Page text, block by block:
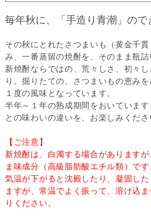
毎年秋に、「手造り青潮」ので
その秋にとれたさつまいも（黄金千
み、一番蒸留の焼酎を、そのまま瓶詰
新焼酎ならではの、荒々しさ、初々
り。掘りたての、さつまいもの恵み
１度の風味となっています。
半年～１年の熟成期間をおいています
との味わいの違いを、お楽しみくださ
【ご注意】
新焼酎は、白濁する場合がありますが
ま味成分（高級脂肪酸エチル類）です
気温が下がると沈殿したり、凝固した
ますが、常温でよく振って、溶け込
りください。